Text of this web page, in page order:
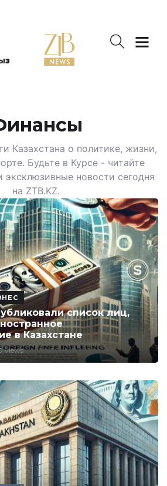
Казахстана о политике, жизни,
Будьте в Курсе - читайте
новости сегодня
на ZTB.KZ.
список лиц,
в Казахстане
views